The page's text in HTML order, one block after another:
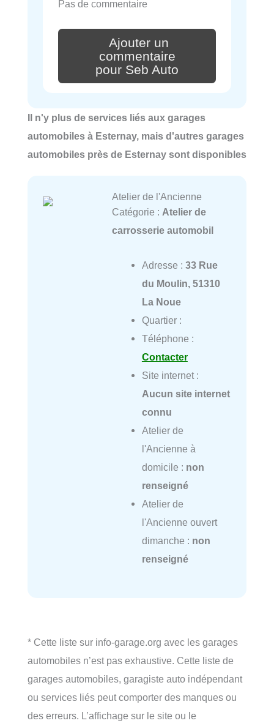
Pas de commentaire
Ajouter un
commentaire
pour Seb Auto
Il n'y plus de services liés aux garages
automobiles à Esternay, mais d'autres garages
automobiles près de Esternay sont disponibles
Atelier de l'Ancienne
Catégorie : Atelier de
carrosserie automobil
Adresse : 33 Rue
du Moulin, 51310
La Noue
Quartier :
Téléphone :
Contacter
Site internet :
Aucun site internet
connu
Atelier de
l'Ancienne à
domicile : non
renseigné
Atelier de
l'Ancienne ouvert
dimanche : non
renseigné
* Cette liste sur info-garage.org avec les garages
automobiles n’est pas exhaustive. Cette liste de
garages automobiles, garagiste auto indépendant
ou services liés peut comporter des manques ou
des erreurs. L’affichage sur le site ou le